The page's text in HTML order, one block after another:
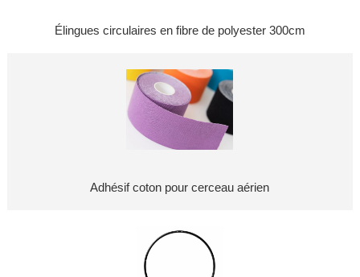
Élingues circulaires en fibre de polyester 300cm
Adhésif coton pour cerceau aérien